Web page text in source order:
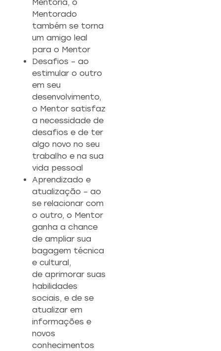
Mentoria, o
Mentorado
também se torna
um amigo leal
para o Mentor
Desafios – ao
estimular o outro
em seu
desenvolvimento,
o Mentor satisfaz
a necessidade de
desafios e de ter
algo novo no seu
trabalho e na sua
vida pessoal
Aprendizado e
atualização – ao
se relacionar com
o outro, o Mentor
ganha a chance
de ampliar sua
bagagem técnica
e cultural,
de aprimorar suas
habilidades
sociais, e de se
atualizar em
informações e
novos
conhecimentos